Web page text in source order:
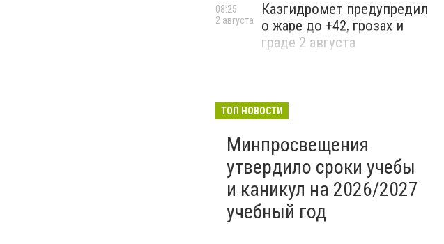
Казгидромет предупредил
о жаре до +42, грозах и
граде 2 августа
08:25
2 августа
ТОП НОВОСТИ
Минпросвещения
утвердило сроки учебы
и каникул на 2026/2027
учебный год